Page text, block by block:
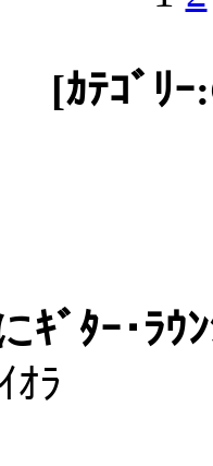
[ｶﾃｺﾞﾘ
ｷﾞﾀｰ･ﾗｳ
ｵﾗ